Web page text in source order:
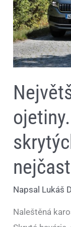
Napsal Lukáš
Naleštěná
vad
se
objevuje
nejčastěji